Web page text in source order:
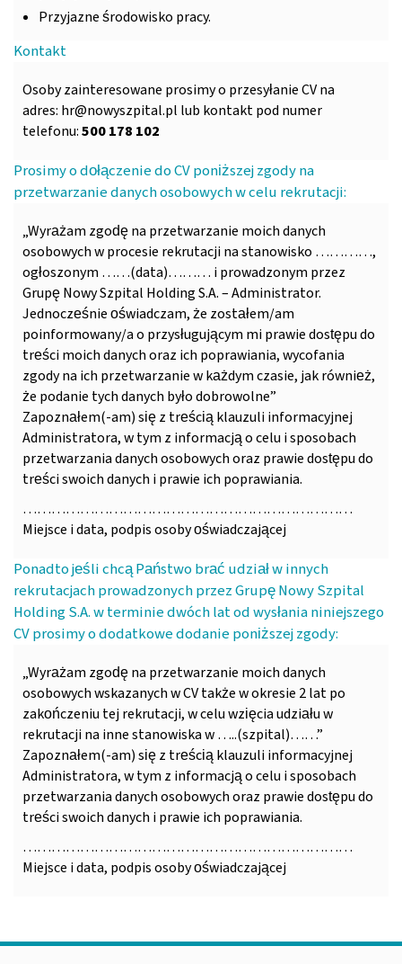
Przyjazne środowisko pracy.
Kontakt
Osoby zainteresowane prosimy o przesyłanie CV na
adres: hr@nowyszpital.pl lub kontakt pod numer
telefonu:500 178 102
Prosimy o dołączenie do CV poniższej zgody na
przetwarzanie danych osobowych w celu rekrutacji:
„Wyrażam zgodę na przetwarzanie moich danych
osobowych w procesie rekrutacji na stanowisko …………,
ogłoszonym ……(data)……… i prowadzonym przez
Grupę Nowy Szpital Holding S.A. – Administrator.
Jednocześnie oświadczam, że zostałem/am
poinformowany/a o przysługującym mi prawie dostępu do
treści moich danych oraz ich poprawiania, wycofania
zgody na ich przetwarzanie w każdym czasie, jak również,
że podanie tych danych było dobrowolne”
Zapoznałem(-am) się z treścią klauzuli informacyjnej
Administratora, w tym z informacją o celu i sposobach
przetwarzania danych osobowych oraz prawie dostępu do
treści swoich danych i prawie ich poprawiania.
……………………………………………………………
Miejsce i data, podpis osoby oświadczającej
Ponadto jeśli chcą Państwo brać udział w innych
rekrutacjach prowadzonych przez Grupę Nowy Szpital
Holding S.A. w terminie dwóch lat od wysłania niniejszego
CV prosimy o dodatkowe dodanie poniższej zgody:
„Wyrażam zgodę na przetwarzanie moich danych
osobowych wskazanych w CV także w okresie 2 lat po
zakończeniu tej rekrutacji, w celu wzięcia udziału w
rekrutacji na inne stanowiska w …..(szpital)……”
Zapoznałem(-am) się z treścią klauzuli informacyjnej
Administratora, w tym z informacją o celu i sposobach
przetwarzania danych osobowych oraz prawie dostępu do
treści swoich danych i prawie ich poprawiania.
……………………………………………………………
Miejsce i data, podpis osoby oświadczającej